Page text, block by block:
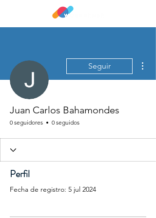
Seguir
Juan Carlos Bahamondes
0 seguidores 0 seguidos
Perfil
Fecha de registro: 5 jul 2024